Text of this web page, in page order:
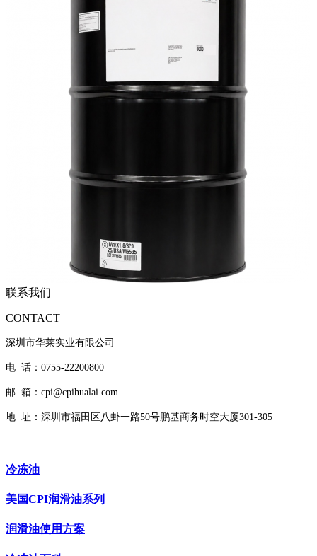
联系我们
CONTACT
深圳市华莱实业有限公司
电 话：0755-22200800
邮 箱：cpi@cpihualai.com
地 址： 深圳市福田区八卦一路50号鹏基商务时空大厦301-305
冷冻油
美国CPI润滑油系列
润滑油使用方案